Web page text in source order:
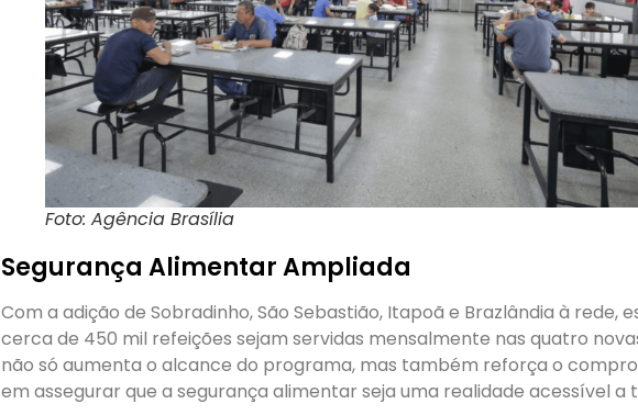
Foto: Agência Brasília
Segurança Alimentar Ampliada
Com a adição de Sobradinho, São Sebastião, Itapoã e Brazlândia à rede,
cerca de 450 mil refeições sejam servidas mensalmente nas quatro
não só aumenta o alcance do programa, mas também reforça o
em assegurar que a segurança alimentar seja uma realidade acessível a